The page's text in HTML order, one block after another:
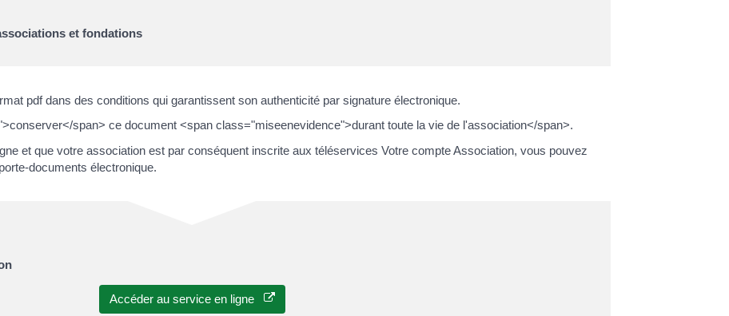
et fondations
pdf dans des conditions qui garantissent son authenticité par signature électronique.
span> ce document <span class="miseenevidence">durant toute la vie de l'association</span>.
et que votre association est par conséquent inscrite aux téléservices Votre compte Association, vous pouvez
documents électronique.
Accéder au service en ligne